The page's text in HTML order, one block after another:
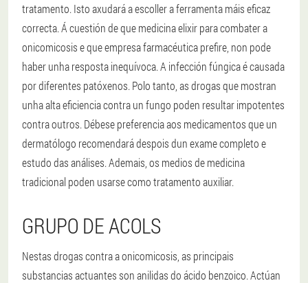
tratamento. Isto axudará a escoller a ferramenta máis eficaz
correcta. Á cuestión de que medicina elixir para combater a
onicomicosis e que empresa farmacéutica prefire, non pode
haber unha resposta inequívoca. A infección fúngica é causada
por diferentes patóxenos. Polo tanto, as drogas que mostran
unha alta eficiencia contra un fungo poden resultar impotentes
contra outros. Débese preferencia aos medicamentos que un
dermatólogo recomendará despois dun exame completo e
estudo das análises. Ademais, os medios de medicina
tradicional poden usarse como tratamento auxiliar.
GRUPO DE ACOLS
Nestas drogas contra a onicomicosis, as principais
substancias actuantes son anilidas do ácido benzoico. Actúan